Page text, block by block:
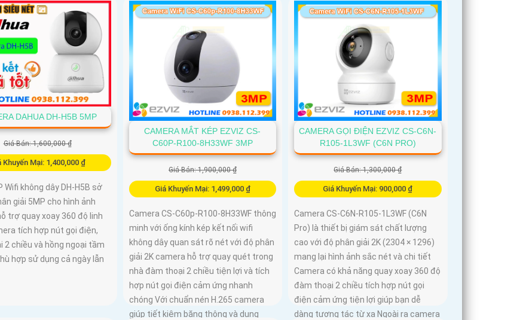
DAHUA DH-H5B 5MP
Giá Bán: 1,600,000 ₫
Khuyến Mại: 1,400,000 ₫
Wifi không dây DH-H5B sở
giải 5MP cho hình ảnh
trợ quay xoay 360 độ linh
tích hợp nút gọi điện,
2 chiều và hồng ngoại tầm
hợp sử dụng cả ngày lẫn
CAMERA MẮT KÉP EZVIZ CS-
C60P-R100-8H33WF 3MP
Giá Bán: 1,900,000 ₫
Giá Khuyến Mại: 1,499,000 ₫
Camera CS-C60p-R100-8H33WF thông
minh với ống kính kép kết nối wifi
không dây quan sát rõ nét với độ phân
giải 2K camera hỗ trợ quay quét trong
nhà đàm thoại 2 chiều tiện lợi và tích
hợp nút gọi điện cảm ứng nhanh
chóng Với chuẩn nén H.265 camera
giúp tiết kiệm băng thông và dung
CAMERA GỌI ĐIỆN EZVIZ CS-C6N-
R105-1L3WF (C6N PRO)
Giá Bán: 1,300,000 ₫
Giá Khuyến Mại: 900,000 ₫
Camera CS-C6N-R105-1L3WF (C6N
Pro) là thiết bị giám sát chất lượng
cao với độ phân giải 2K (2304 × 1296)
mang lại hình ảnh sắc nét và chi tiết
Camera có khả năng quay xoay 360 độ
đàm thoại 2 chiều tích hợp nút gọi
điện cảm ứng tiện lợi giúp bạn dễ
dàng tương tác từ xa Ngoài ra camera